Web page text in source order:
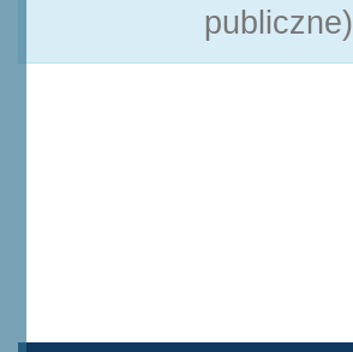
publiczne)